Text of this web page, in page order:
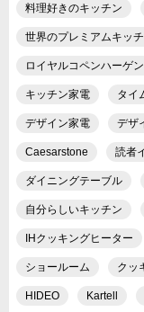
料理好きのキッチン
世界のプレミアムキッ
ロイヤルコペンハーゲン
キッチン家電 タイ
デザイン家電 デザ
Caesarstone 読者
ダイニングテーブル
自分らしいキッチン
IHクッキングヒーター
ショールーム クッ
HIDEO Kartell